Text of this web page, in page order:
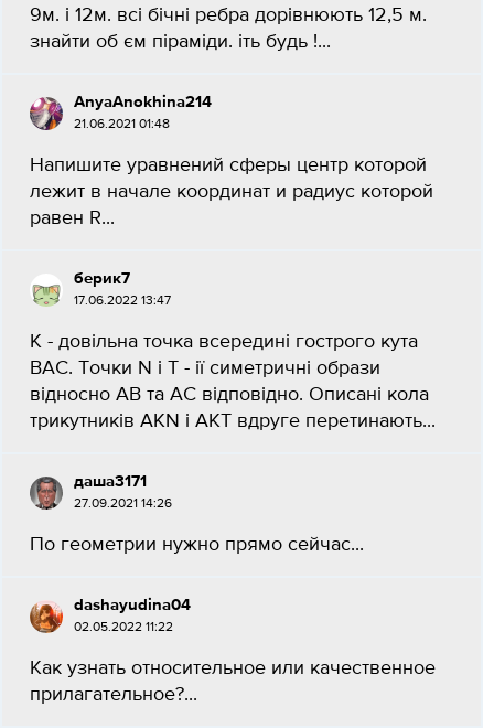
9м. і 12м. всі бічні ребра дорівнюють 12,5 м.
знайти об єм піраміди. іть будь !...
AnyaAnokhina214
21.06.2021 01:48
Напишите уравнений сферы центр которой
лежит в начале координат и радиус которой
равен R​...
берик7
17.06.2022 13:47
К - довільна точка всередині гострого кута
ВАС. Точки N і Т - ії симетричні образи
відносно АВ та АС відповідно. Описані кола
трикутників АКN і АКТ вдруге перетинають...
даша3171
27.09.2021 14:26
По геометрии нужно прямо сейчас...
dashayudina04
02.05.2022 11:22
Как узнать относительное или качественное
прилагательное?...